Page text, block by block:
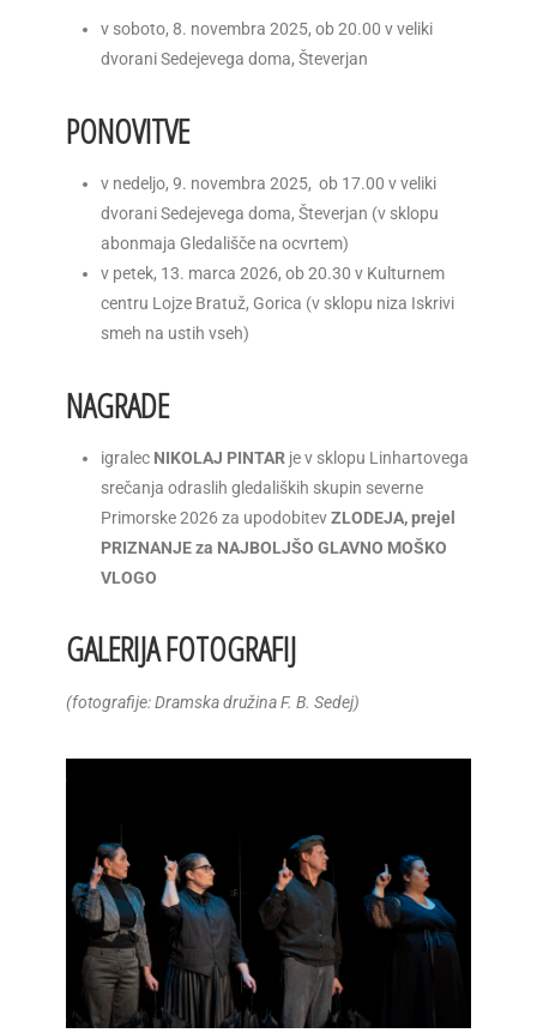
v soboto, 8. novembra 2025, ob 20.00 v veliki
dvorani Sedejevega doma, Števerjan
PONOVITVE
v nedeljo, 9. novembra 2025, ob 17.00 v veliki
dvorani Sedejevega doma, Števerjan (v sklopu
abonmaja Gledališče na ocvrtem)
v petek, 13. marca 2026, ob 20.30 v Kulturnem
centru Lojze Bratuž, Gorica (v sklopu niza Iskrivi
smeh na ustih vseh)
NAGRADE
igralec NIKOLAJ PINTAR je v sklopu Linhartovega
srečanja odraslih gledaliških skupin severne
Primorske 2026 za upodobitevZLODEJA, prejel
PRIZNANJE za NAJBOLJŠO GLAVNO MOŠKO
VLOGO
GALERIJA FOTOGRAFIJ
(fotografije: Dramska družina F. B. Sedej)